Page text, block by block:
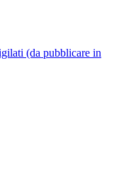
(da pubblicare in